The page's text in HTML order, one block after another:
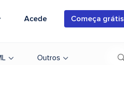
Acede Começa grátis
Outros